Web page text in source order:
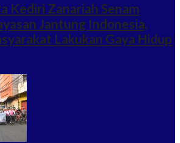
Kediri Zanariah Senam
Jantung Indonesia,
Lakukan Gaya Hidup